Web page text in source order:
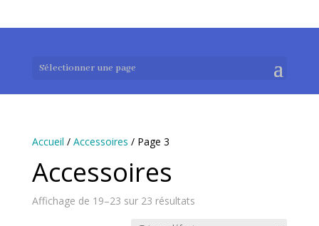
Sélectionner une page
Accueil / Accessoires / Page 3
Accessoires
Affichage de 19–23 sur 23 résultats